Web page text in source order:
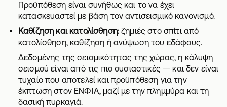
Προϋπόθεση είναι συνήθως και το να έχει
κατασκευαστεί με βάση τον αντισεισμικό κανονισμό.
Καθίζηση και κατολίσθηση: ζημιές στο σπίτι από
κατολίσθηση, καθίζηση ή ανύψωση του εδάφους.
Δεδομένης της σεισμικότητας της χώρας, η κάλυψη
σεισμού είναι από τις πιο ουσιαστικές — και δεν είναι
τυχαίο που αποτελεί και προϋπόθεση για την
έκπτωση στον ΕΝΦΙΑ, μαζί με την πλημμύρα και τη
δασική πυρκαγιά.